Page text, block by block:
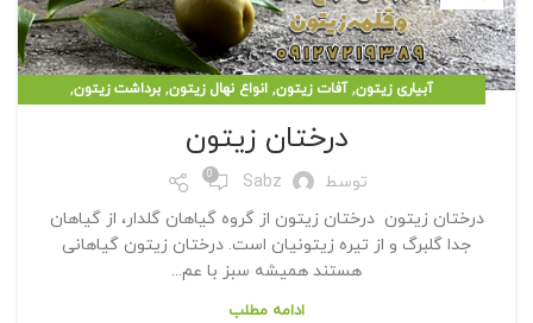
آبیاری زیتون,آفات زیتون, انواع نهال زیتون, برداشت زیتون,
درختان زیتون
توسط Sabz
0
درختان زیتون درختان زیتون از گروه گیاهان گلدار، از گیاهان
جدا گلبرگ و از تیره زیتونیان است. درختان زیتون گیاهانی
هستند همیشه سبز با عم...
ادامه مطلب